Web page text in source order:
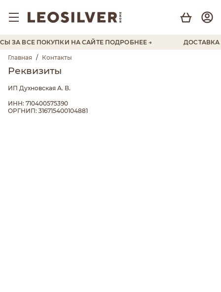
ЗА ВСЕ ПОКУПКИ НА САЙТЕ ПОДРОБНЕЕ → ДОСТАВКА
Главная / Контакты
Реквизиты
ИП Духновская А. В.
ИНН: 710400575390
ОРГНИП: 316715400104881